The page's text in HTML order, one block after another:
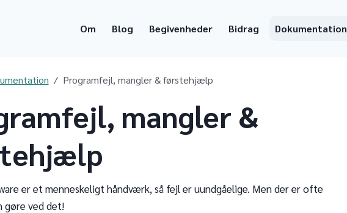
Om Blog Begivenheder Bidrag Dokumentation
Programfejl, mangler & førstehjælp
mangler &
er et menneskeligt håndværk, så fejl er uundgåelige. Men der er ofte
gøre ved det!